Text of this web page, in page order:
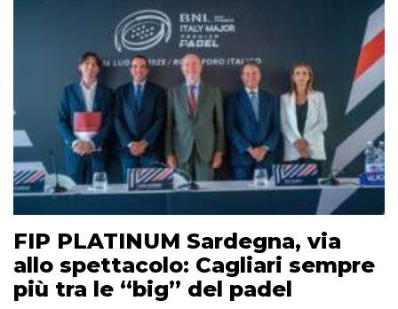
FIP PLATINUM Sardegna, via
allo spettacolo: Cagliari sempre
più tra le “big” del padel